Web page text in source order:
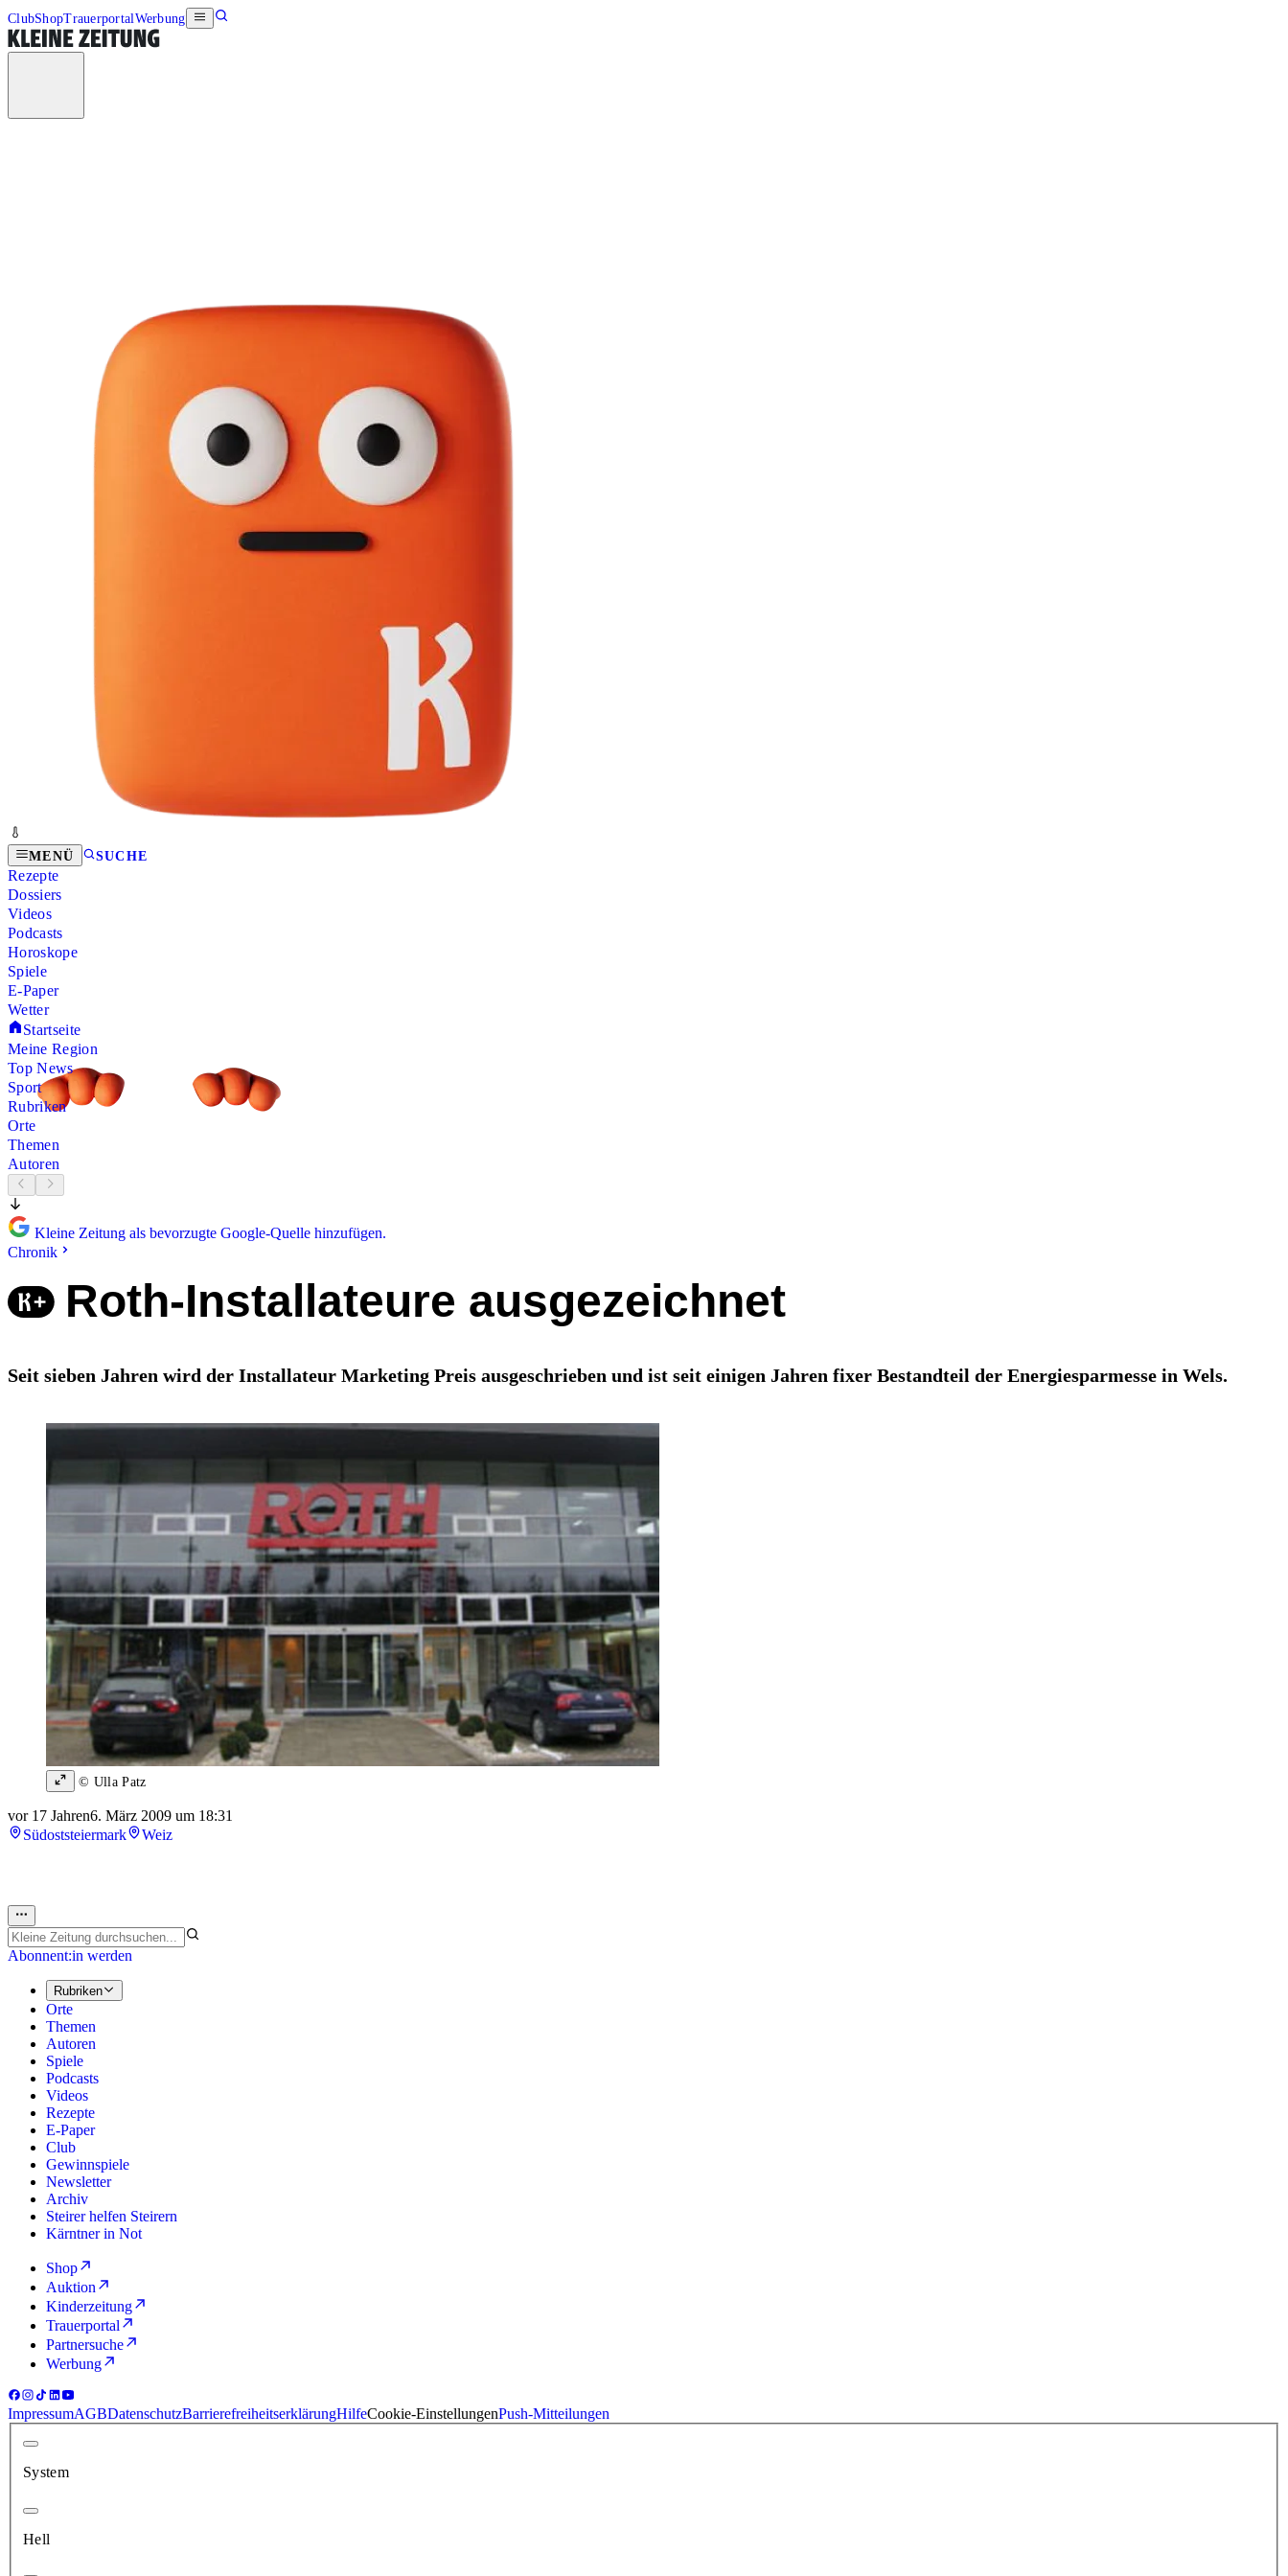
ClubShopTrauerportalWerbung
MENÜ SUCHE
Rezepte
Dossiers
Videos
Podcasts
Horoskope
Spiele
E-Paper
Wetter
Startseite
Meine Region
Top News
Sport
Rubriken
Orte
Themen
Autoren
Kleine Zeitung als bevorzugte Google-Quelle hinzufügen.
Chronik
Roth-Installateure ausgezeichnet
Seit sieben Jahren wird der Installateur Marketing Preis ausgeschrieben und ist seit einigen Jahren fixer Bestandteil der Energiesparmesse in Wels.
© Ulla Patz
vor 17 Jahren6. März 2009 um 18:31
Südoststeiermark
Weiz
Abonnent:in werden
Rubriken
Orte
Themen
Autoren
Spiele
Podcasts
Videos
Rezepte
E-Paper
Club
Gewinnspiele
Newsletter
Archiv
Steirer helfen Steirern
Kärntner in Not
Shop
Auktion
Kinderzeitung
Trauerportal
Partnersuche
Werbung
ImpressumAGBDatenschutzBarrierefreiheitserklärungHilfeCookie-EinstellungenPush-Mitteilungen
System
Hell